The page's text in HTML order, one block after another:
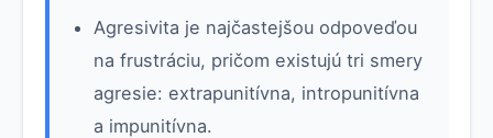
Agresivita je najčastejšou odpoveďou
na frustráciu, pričom existujú tri smery
agresie: extrapunitívna, intropunitívna
a impunitívna.